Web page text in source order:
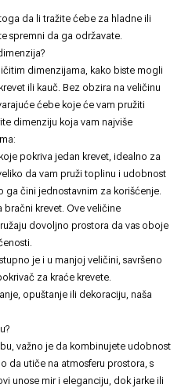
da li tražite ćebe za hladne ili
spremni da ga održavate.
dimenzijama, kako biste mogli
ili kauč. Bez obzira na veličinu
ćebe koje će vam pružiti
dimenziju koja vam najviše
pokriva jedan krevet, idealno za
da vam pruži toplinu i udobnost
ga čini jednostavnim za korišćenje.
bračni krevet. Ove veličine
dovoljno prostora da vas oboje
je i u manjoj veličini, savršeno
za kraće krevete.
opuštanje ili dekoraciju, naša
važno je da kombinujete udobnost
da utiče na atmosferu prostora, s
unose mir i eleganciju, dok jarke ili